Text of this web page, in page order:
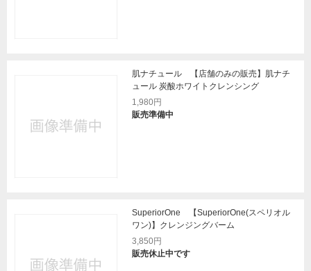
肌ナチュール 【店舗のみの販売】肌ナチ
ュール 炭酸ホワイトクレンシング
1,980円
販売準備中
SuperiorOne 【SuperiorOne(スペリオル
ワン)】クレンジングバーム
3,850円
販売休止中です